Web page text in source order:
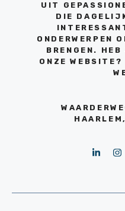
UIT
DIE
ONDERWERPEN
BRENGEN.
ONZE